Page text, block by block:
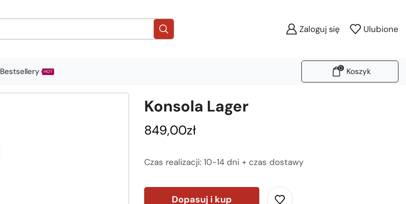
Zaloguj się Ulubione
Bestsellery HOT
0 Koszyk
Konsola Lager
849,00zł
Czas realizacji: 10-14 dni + czas dostawy
Dopasuj i kup